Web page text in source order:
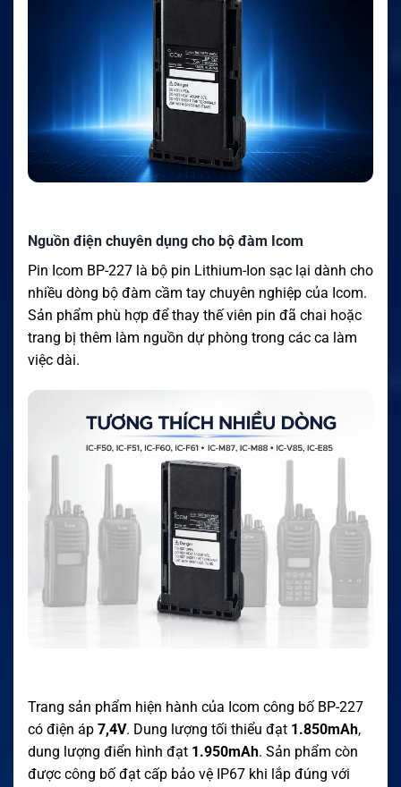
Nguồn điện chuyên dụng cho bộ đàm Icom
Pin Icom BP-227 là bộ pin Lithium-Ion sạc lại dành cho
nhiều dòng bộ đàm cầm tay chuyên nghiệp của Icom.
Sản phẩm phù hợp để thay thế viên pin đã chai hoặc
trang bị thêm làm nguồn dự phòng trong các ca làm
việc dài.
Trang sản phẩm hiện hành của Icom công bố BP-227
có điện áp 7,4V. Dung lượng tối thiểu đạt 1.850mAh,
dung lượng điển hình đạt 1.950mAh. Sản phẩm còn
được công bố đạt cấp bảo vệ IP67 khi lắp đúng với